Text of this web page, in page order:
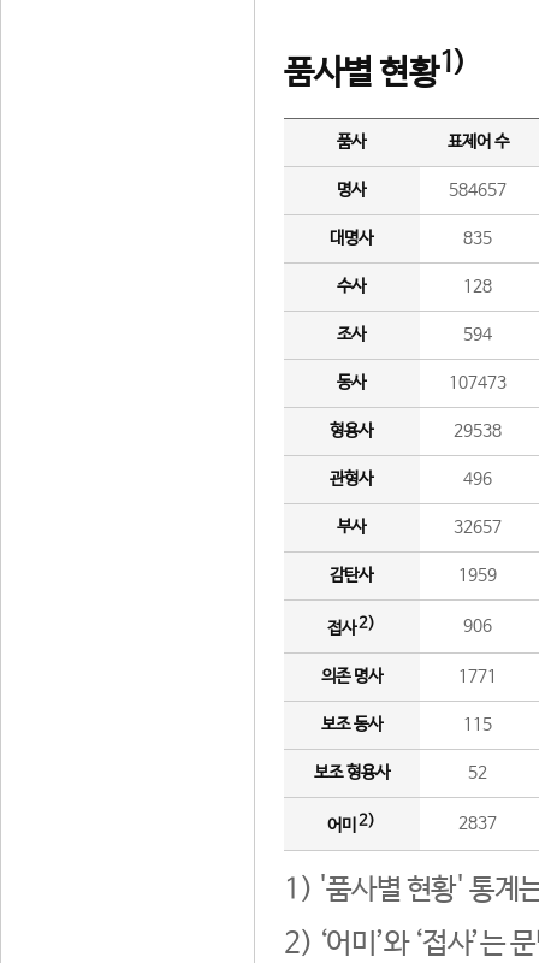
품사별 현황1)
품사 표제어 수
명사 584657
대명사 835
수사 128
조사 594
동사 107473
형용사 29538
관형사 496
부사 32657
감탄사 1959
접사2) 906
의존 명사 1771
보조 동사 115
보조 형용사 52
어미 2) 2837
1) '품사별 현황' 통계
2) ‘어미’와 ‘접사’는